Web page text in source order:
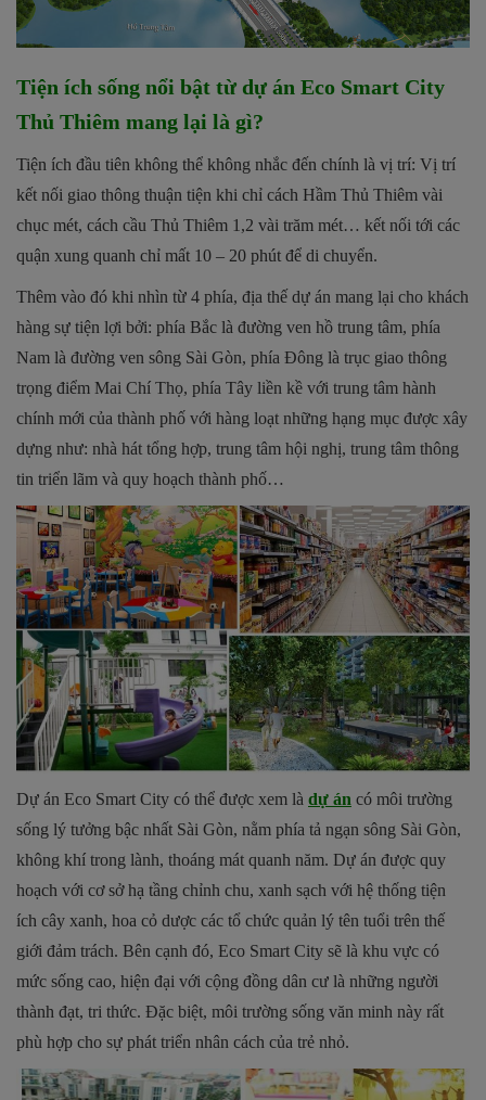
Tiện ích sống nổi bật từ dự án Eco Smart City
Thủ Thiêm mang lại là gì?
Tiện ích đầu tiên không thể không nhắc đến chính là vị trí: Vị trí
kết nối giao thông thuận tiện khi chỉ cách Hầm Thủ Thiêm vài
chục mét, cách cầu Thủ Thiêm 1,2 vài trăm mét… kết nối tới các
quận xung quanh chỉ mất 10 – 20 phút để di chuyển.
Thêm vào đó khi nhìn từ 4 phía, địa thế dự án mang lại cho khách
hàng sự tiện lợi bởi: phía Bắc là đường ven hồ trung tâm, phía
Nam là đường ven sông Sài Gòn, phía Đông là trục giao thông
trọng điểm Mai Chí Thọ, phía Tây liền kề với trung tâm hành
chính mới của thành phố với hàng loạt những hạng mục được xây
dựng như: nhà hát tổng hợp, trung tâm hội nghị, trung tâm thông
tin triển lãm và quy hoạch thành phố…
Dự án Eco Smart City có thể được xem là dự án có môi trường
sống lý tưởng bậc nhất Sài Gòn, nằm phía tả ngạn sông Sài Gòn,
không khí trong lành, thoáng mát quanh năm. Dự án được quy
hoạch với cơ sở hạ tầng chỉnh chu, xanh sạch với hệ thống tiện
ích cây xanh, hoa cỏ dược các tổ chức quản lý tên tuổi trên thế
giới đảm trách. Bên cạnh đó, Eco Smart City sẽ là khu vực có
mức sống cao, hiện đại với cộng đồng dân cư là những người
thành đạt, tri thức. Đặc biệt, môi trường sống văn minh này rất
phù hợp cho sự phát triển nhân cách của trẻ nhỏ.